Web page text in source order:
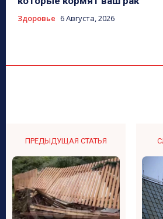
Здоровье 6 Августа, 2026
ПРЕДЫДУЩАЯ СТАТЬЯ